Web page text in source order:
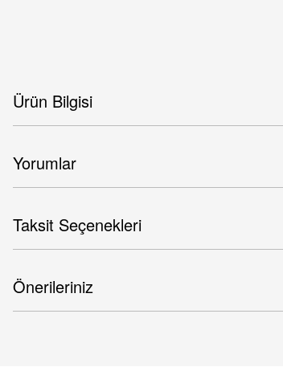
Ürün Bilgisi
Yorumlar
Taksit Seçenekleri
Önerileriniz